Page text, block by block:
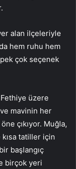
alan ilçeleriyle
hem ruhu hem
çok seçenek
üzere
mavinin her
çıkıyor. Muğla,
tatiller için
başlangıç
birçok yeri